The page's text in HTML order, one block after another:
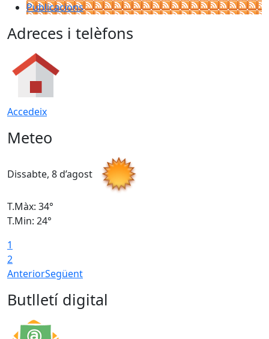
Publicacions
Adreces i telèfons
Accedeix
Meteo
Dissabte, 8 d’agost
T.Màx: 34°
T.Min: 24°
1
2
AnteriorSegüent
Butlletí digital